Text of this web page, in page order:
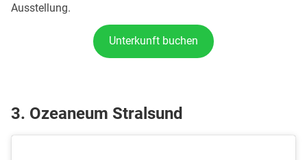
Ausstellung.
Unterkunft buchen
3. Ozeaneum Stralsund